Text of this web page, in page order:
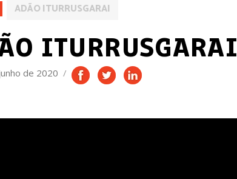
ADÃO ITURRUSGARAI
ITURRUSGARAI
de 2020